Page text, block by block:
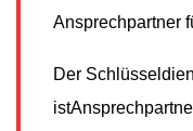
Ansprechpartner
Der